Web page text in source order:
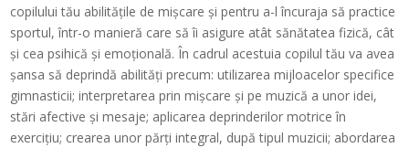
copilului tău abilitățile de mișcare și pentru a-l încuraja să practice
sportul, într-o manieră care să îi asigure atât sănătatea fizică, cât
și cea psihică și emoțională. În cadrul acestuia copilul tău va avea
șansa să deprindă abilități precum: utilizarea mijloacelor specifice
gimnasticii; interpretarea prin mișcare și pe muzică a unor idei,
stări afective și mesaje; aplicarea deprinderilor motrice în
exercițiu; crearea unor părți integral, după tipul muzicii; abordarea